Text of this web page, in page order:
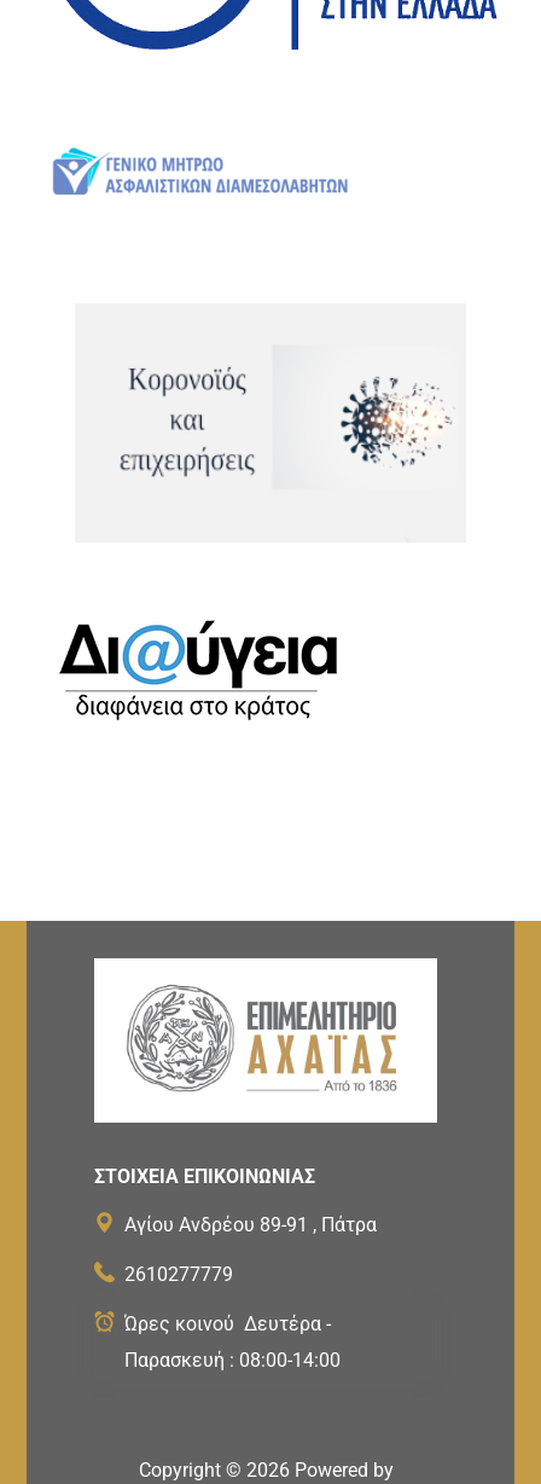
ΣΤΟΙΧΕΙΑ ΕΠΙΚΟΙΝΩΝΙΑΣ
Αγίου Ανδρέου 89-91 , Πάτρα
2610277779
Ώρες κοινού Δευτέρα -
Παρασκευή : 08:00-14:00
Copyright © 2026 Powered by